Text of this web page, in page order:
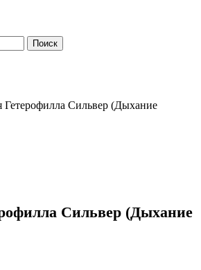
Поиск
Гетерофилла Сильвер (Дыхание
Сильвер (Дыхание